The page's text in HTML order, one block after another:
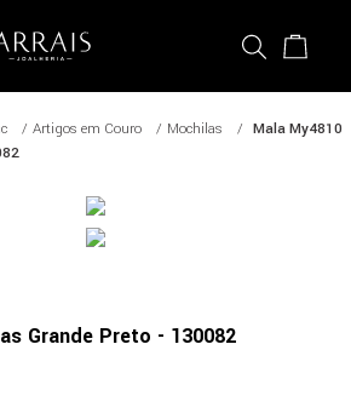
Artigos em Couro Mochilas
Mala My4810
Grande Preto - 130082